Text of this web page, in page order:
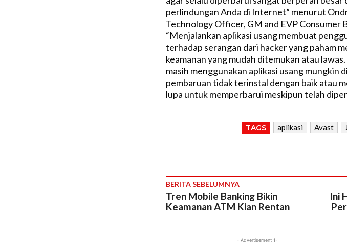
perlindungan Anda di Internet” menurut
Technology Officer, GM and EVP Consumer
“Menjalankan aplikasi usang membuat
terhadap serangan dari hacker yang paham
keamanan yang mudah ditemukan atau
masih menggunakan aplikasi usang mungkin
pembaruan tidak terinstal dengan baik atau
lupa untuk memperbarui meskipun telah
TAGS aplikasi Avast
BERITA SEBELUMNYA
Tren Mobile Banking Bikin
Keamanan ATM Kian Rentan
Ini
- Advertisement 1-